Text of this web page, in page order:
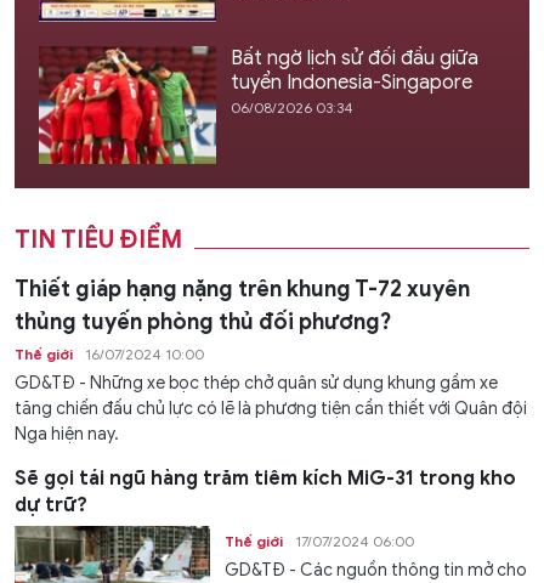
Bất ngờ lịch sử đối đầu giữa
tuyển Indonesia-Singapore
06/08/2026 03:34
TIN TIÊU ĐIỂM
Thiết giáp hạng nặng trên khung T-72 xuyên
thủng tuyến phòng thủ đối phương?
Thế giới 16/07/2024 10:00
GD&TĐ - Những xe bọc thép chở quân sử dụng khung gầm xe
tăng chiến đấu chủ lực có lẽ là phương tiện cần thiết với Quân đội
Nga hiện nay.
Sẽ gọi tái ngũ hàng trăm tiêm kích MiG-31 trong kho
dự trữ?
Thế giới 17/07/2024 06:00
GD&TĐ - Các nguồn thông tin mở cho